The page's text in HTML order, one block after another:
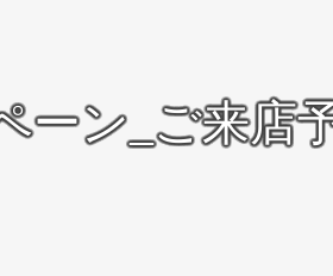
ーン_ご来店